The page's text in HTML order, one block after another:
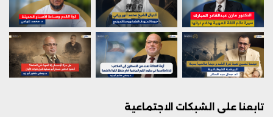
تابعنا على الشبكات الاجتماعية